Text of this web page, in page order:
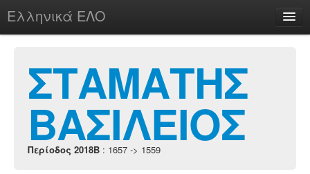
Ελληνικά ΕΛΟ
chesstu.be @ discord
Login
ΣΤΑΜΑΤΗΣ
ΒΑΣΙΛΕΙΟΣ
Περίοδος 2018B : 1657 -> 1559